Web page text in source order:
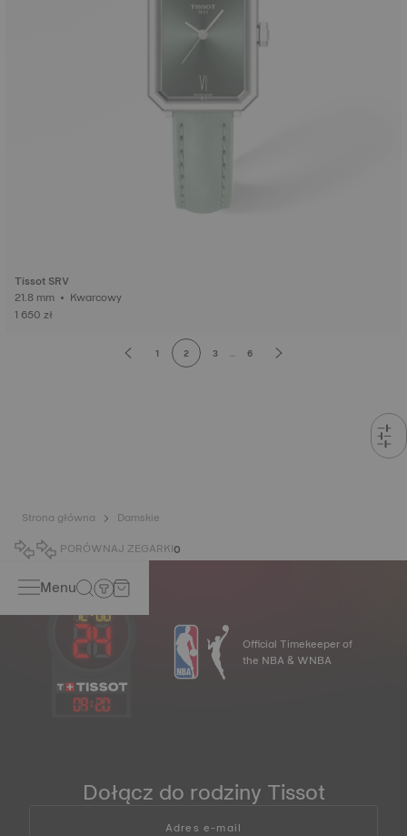
Tissot SRV
21.8 mm • Kwarcowy
1 650 zł
1 2 3 ... 6
Strona główna
Damskie
PORÓWNAJ ZEGARKI0
Menu
09:20
Official Timekeeper of
the NBA & WNBA
Dołącz do rodziny Tissot
Adres e-mail